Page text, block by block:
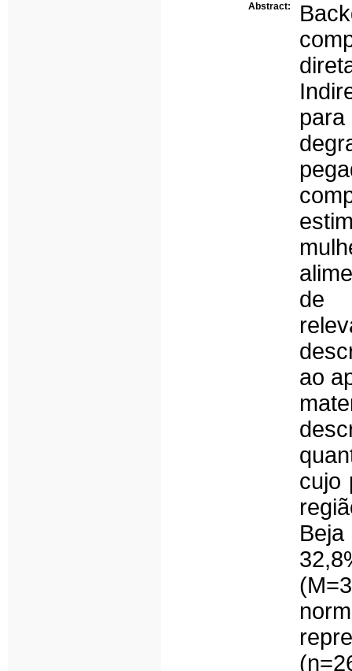
Abstract:
de
ao
cujo